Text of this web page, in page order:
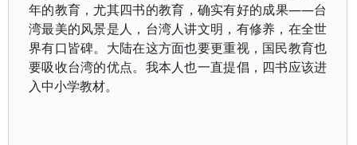
年的教育，尤其四书的教育，确实有好的成果——台
湾最美的风景是人，台湾人讲文明，有修养，在全世
界有口皆碑。大陆在这方面也要更重视，国民教育也
要吸收台湾的优点。我本人也一直提倡，四书应该进
入中小学教材。